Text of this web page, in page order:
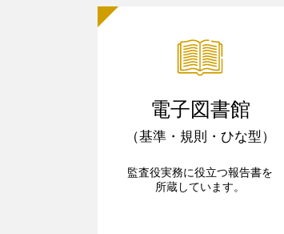
電子図書館
（基準・規則・ひな型）
監査役実務に役立つ報告書を
所蔵しています。